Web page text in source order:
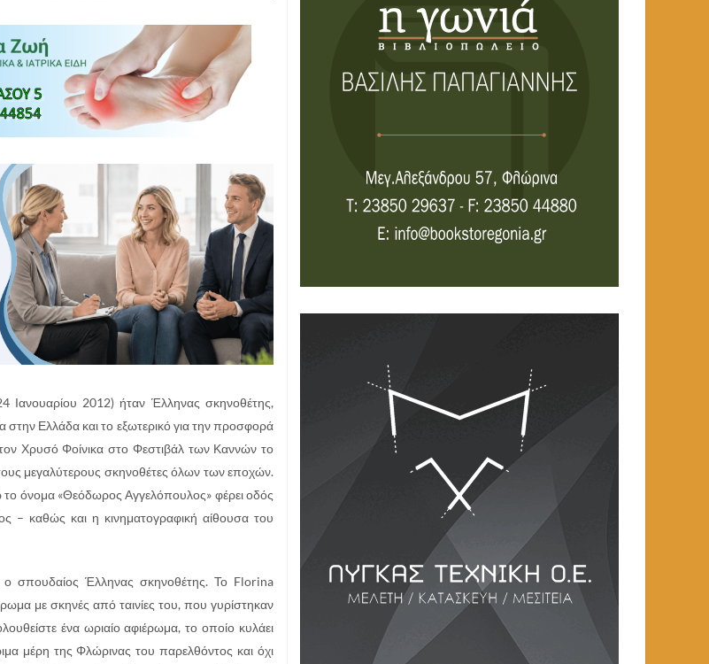
2012) ήταν Έλληνας σκηνοθέτης,
στην Ελλάδα και το εξωτερικό για την προσφορά
Χρυσό Φοίνικα στο Φεστιβάλ των Καννών το
τους μεγαλύτερους σκηνοθέτες όλων των εποχών.
όνομα «Θεόδωρος Αγγελόπουλος» φέρει οδός
– καθώς και η κινηματογραφική αίθουσα του
σπουδαίος Έλληνας σκηνοθέτης. Το Florina
με σκηνές από ταινίες του, που γυρίστηκαν
ένα ωριαίο αφιέρωμα, το οποίο κυλάει
μέρη της Φλώρινας του παρελθόντος και όχι